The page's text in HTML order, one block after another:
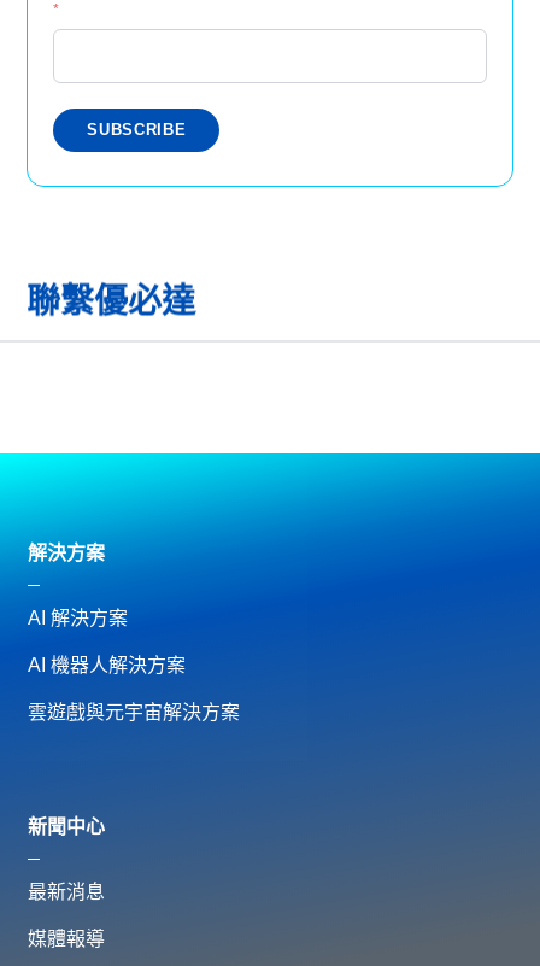
*
聯繫優必達
解決方案
AI 解決方案
AI 機器人解決方案
雲遊戲與元宇宙解決方案
新聞中心
最新消息
媒體報導